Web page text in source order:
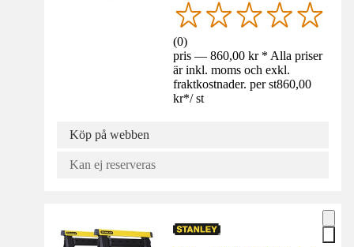
(0)
pris — 860,00 kr * Alla priser
är inkl. moms och exkl.
fraktkostnader. per st860,00
kr*/ st
Köp på webben
Kan ej reserveras